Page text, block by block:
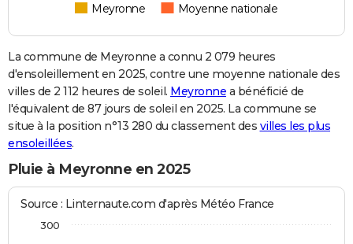
Meyronne Moyenne nationale
La commune de Meyronne a connu 2 079 heures
d'ensoleillement en 2025, contre une moyenne nationale des
villes de 2 112 heures de soleil. Meyronne a bénéficié de
l'équivalent de 87 jours de soleil en 2025. La commune se
situe à la position n°13 280 du classement des villes les plus
ensoleillées.
Pluie à Meyronne en 2025
Source : Linternaute.com d'après Météo France
300